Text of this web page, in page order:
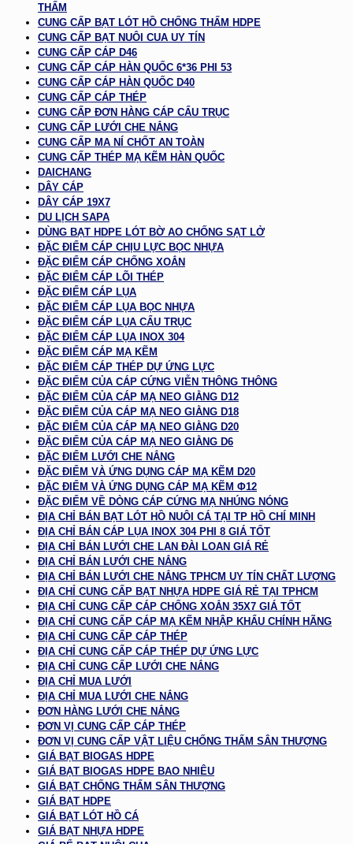
THẤM
CUNG CẤP BẠT LÓT HỒ CHỐNG THẤM HDPE
CUNG CẤP BẠT NUÔI CUA UY TÍN
CUNG CẤP CÁP D46
CUNG CẤP CÁP HÀN QUỐC 6*36 PHI 53
CUNG CẤP CÁP HÀN QUỐC D40
CUNG CẤP CÁP THÉP
CUNG CẤP ĐƠN HÀNG CÁP CẨU TRỤC
CUNG CẤP LƯỚI CHE NẮNG
CUNG CẤP MA NÍ CHỐT AN TOÀN
CUNG CẤP THÉP MẠ KẼM HÀN QUỐC
DAICHANG
DÂY CÁP
DÂY CÁP 19X7
DU LỊCH SAPA
DÙNG BẠT HDPE LÓT BỜ AO CHỐNG SẠT LỞ
ĐẶC ĐIỂM CÁP CHỊU LỰC BỌC NHỰA
ĐẶC ĐIỂM CÁP CHỐNG XOẮN
ĐẶC ĐIỂM CÁP LÕI THÉP
ĐẶC ĐIỂM CÁP LỤA
ĐẶC ĐIỂM CÁP LỤA BỌC NHỰA
ĐẶC ĐIỂM CÁP LỤA CẨU TRỤC
ĐẶC ĐIỂM CÁP LỤA INOX 304
ĐẶC ĐIỂM CÁP MẠ KẼM
ĐẶC ĐIỂM CÁP THÉP DỰ ỨNG LỰC
ĐẶC ĐIỂM CỦA CÁP CỨNG VIỄN THÔNG THÔNG
ĐẶC ĐIỂM CỦA CÁP MẠ NEO GIẰNG D12
ĐẶC ĐIỂM CỦA CÁP MẠ NEO GIẰNG D18
ĐẶC ĐIỂM CỦA CÁP MẠ NEO GIẰNG D20
ĐẶC ĐIỂM CỦA CÁP MẠ NEO GIẰNG D6
ĐẶC ĐIỂM LƯỚI CHE NẮNG
ĐẶC ĐIỂM VÀ ỨNG DỤNG CÁP MẠ KẼM D20
ĐẶC ĐIỂM VÀ ỨNG DỤNG CÁP MẠ KẼM Φ12
ĐẶC ĐIỂM VỀ DÒNG CÁP CỨNG MẠ NHÚNG NÓNG
ĐỊA CHỈ BÁN BẠT LÓT HỒ NUÔI CÁ TẠI TP HỒ CHÍ MINH
ĐỊA CHỈ BÁN CÁP LỤA INOX 304 PHI 8 GIÁ TỐT
ĐỊA CHỈ BÁN LƯỚI CHE LAN ĐÀI LOAN GIÁ RẺ
ĐỊA CHỈ BÁN LƯỚI CHE NẮNG
ĐỊA CHỈ BÁN LƯỚI CHE NẮNG TPHCM UY TÍN CHẤT LƯỢNG
ĐỊA CHỈ CUNG CẤP BẠT NHỰA HDPE GIÁ RẺ TẠI TPHCM
ĐỊA CHỈ CUNG CẤP CÁP CHỐNG XOẮN 35X7 GIÁ TỐT
ĐỊA CHỈ CUNG CẤP CÁP MẠ KẼM NHẬP KHẨU CHÍNH HÃNG
ĐỊA CHỈ CUNG CẤP CÁP THÉP
ĐỊA CHỈ CUNG CẤP CÁP THÉP DỰ ỨNG LỰC
ĐỊA CHỈ CUNG CẤP LƯỚI CHE NẮNG
ĐỊA CHỈ MUA LƯỚI
ĐỊA CHỈ MUA LƯỚI CHE NẮNG
ĐƠN HÀNG LƯỚI CHE NẮNG
ĐƠN VỊ CUNG CẤP CÁP THÉP
ĐƠN VỊ CUNG CẤP VẬT LIỆU CHỐNG THẤM SÂN THƯỢNG
GIÁ BẠT BIOGAS HDPE
GIÁ BẠT BIOGAS HDPE BAO NHIÊU
GIÁ BẠT CHỐNG THẤM SÂN THƯỢNG
GIÁ BẠT HDPE
GIÁ BẠT LÓT HỒ CÁ
GIÁ BẠT NHỰA HDPE